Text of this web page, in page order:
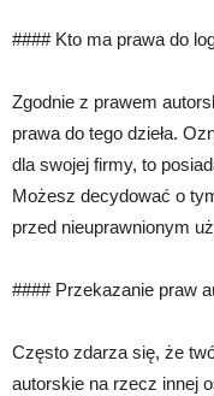
#### Kto ma prawa do
Zgodnie z prawem
prawa do tego dzieła.
dla swojej firmy, to
Możesz decydować o
przed nieuprawnionym
#### Przekazanie praw
Często zdarza się, że
autorskie na rzecz innej